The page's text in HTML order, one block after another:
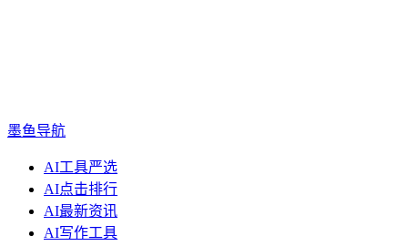
墨鱼导航
AI工具严选
AI点击排行
AI最新资讯
AI写作工具